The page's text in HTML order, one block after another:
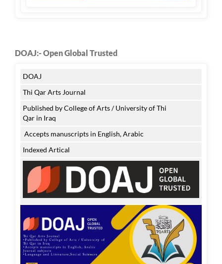
DOAJ:- Open Global Trusted
DOAJ
Thi Qar Arts Journal
Published by College of Arts / University of Thi
Qar in Iraq
Accepts manuscripts in English, Arabic
Indexed Artical